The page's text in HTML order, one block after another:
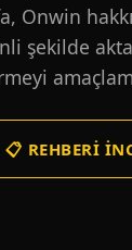
Onwin
şekilde
📋 REHBERI